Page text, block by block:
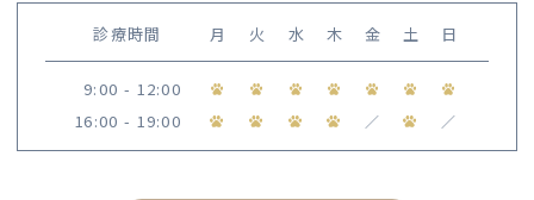
診療時間 月 火 水 木 金 土 日
9:00 - 12:00
16:00 - 19:00
／ ／